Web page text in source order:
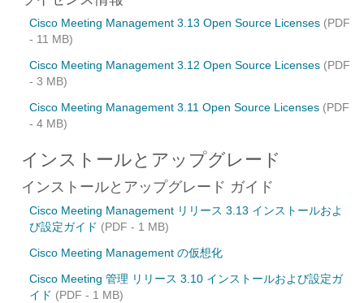
Cisco Meeting Management 3.13 Open Source Licenses (PDF
- 11 MB)
Cisco Meeting Management 3.12 Open Source Licenses (PDF
- 3 MB)
Cisco Meeting Management 3.11 Open Source Licenses (PDF
- 4 MB)
インストールとアップグレード
インストールとアップグレード ガイド
Cisco Meeting Management リリース 3.13 インストールおよ
び設定ガイド (PDF - 1 MB)
Cisco Meeting Management の仮想化
Cisco Meeting 管理 リリース 3.10 インストールおよび設定ガ
イド (PDF - 1 MB)